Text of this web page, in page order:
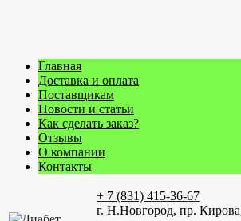
Главная
Доставка и оплата
Поставщикам
Новости и статьи
Как сделать заказ?
Отзывы
О компании
Контакты
+ 7 (831) 415-36-67
г. Н.Новгород, пр.